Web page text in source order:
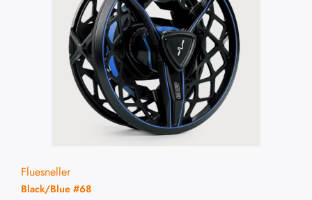
Fluesneller
Black/Blue #68